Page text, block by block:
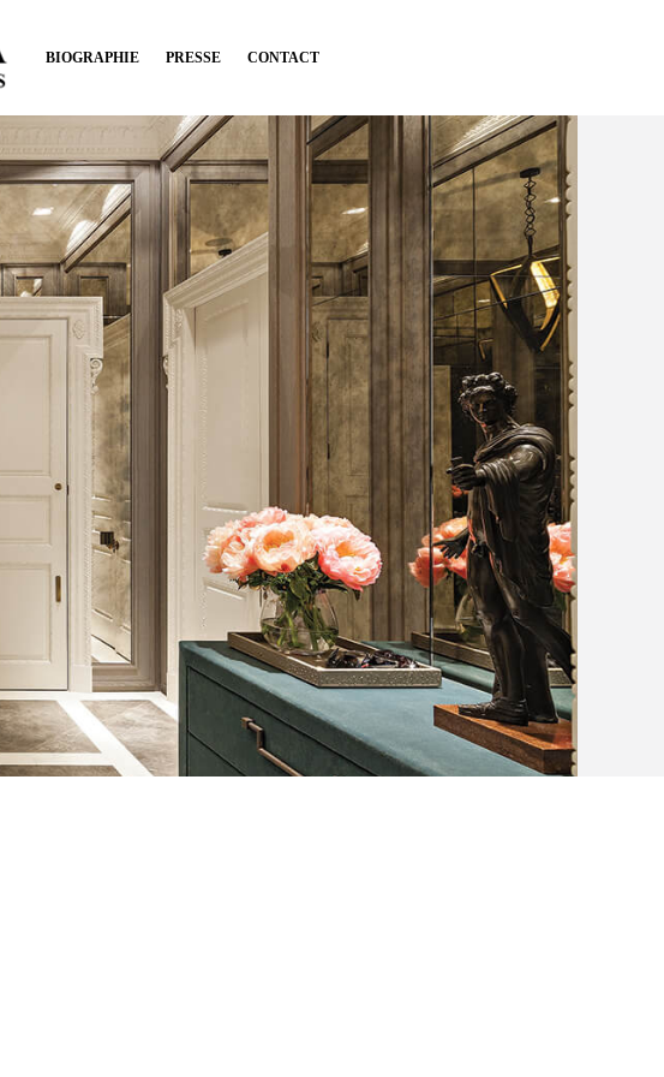
BIOGRAPHIE PRESSE CONTACT